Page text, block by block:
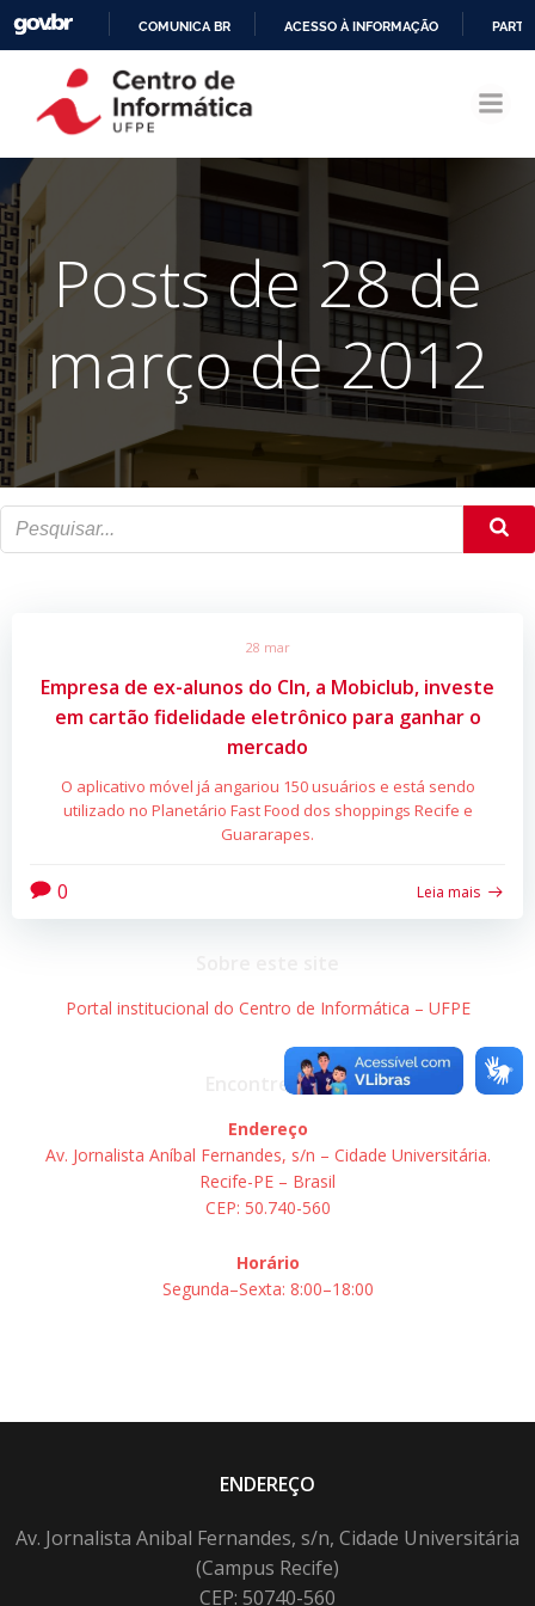
CONTEÚDO
COMUNICA BR ACESSO À INFORMAÇÃO
Posts de 28 de
março de 2012
28 mar
Empresa de ex-alunos do CIn, a Mobiclub, investe
em cartão fidelidade eletrônico para ganhar o
mercado
O aplicativo móvel já angariou 150 usuários e está sendo
utilizado no Planetário Fast Food dos shoppings Recife e
Guararapes.
0 Leia mais
Portal institucional do Centro de Informática – UFPE
Encontre-nos
Endereço
Av. Jornalista Aníbal Fernandes, s/n – Cidade Universitária.
Recife-PE – Brasil
CEP: 50.740-560
Horário
Segunda–Sexta: 8:00–18:00
ENDEREÇO
Av. Jornalista Anibal Fernandes, s/n, Cidade Universitária
(Campus Recife)
CEP: 50740-560